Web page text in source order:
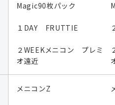
Magic90枚パック
１DAY FRUTTIE
２WEEKメニコン プレミ
オ遠近
メニコンZ